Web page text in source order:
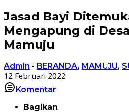
Jasad Bayi
Mengapung di
Mamuju
Admin - BERANDA, MAMUJU,
12 Februari 2022
Komentar
Bagikan